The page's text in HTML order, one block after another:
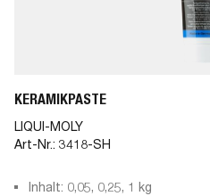
KERAMIKPASTE
LIQUI-MOLY
Art-Nr.: 3418-SH
Inhalt: 0,05, 0,25, 1 kg